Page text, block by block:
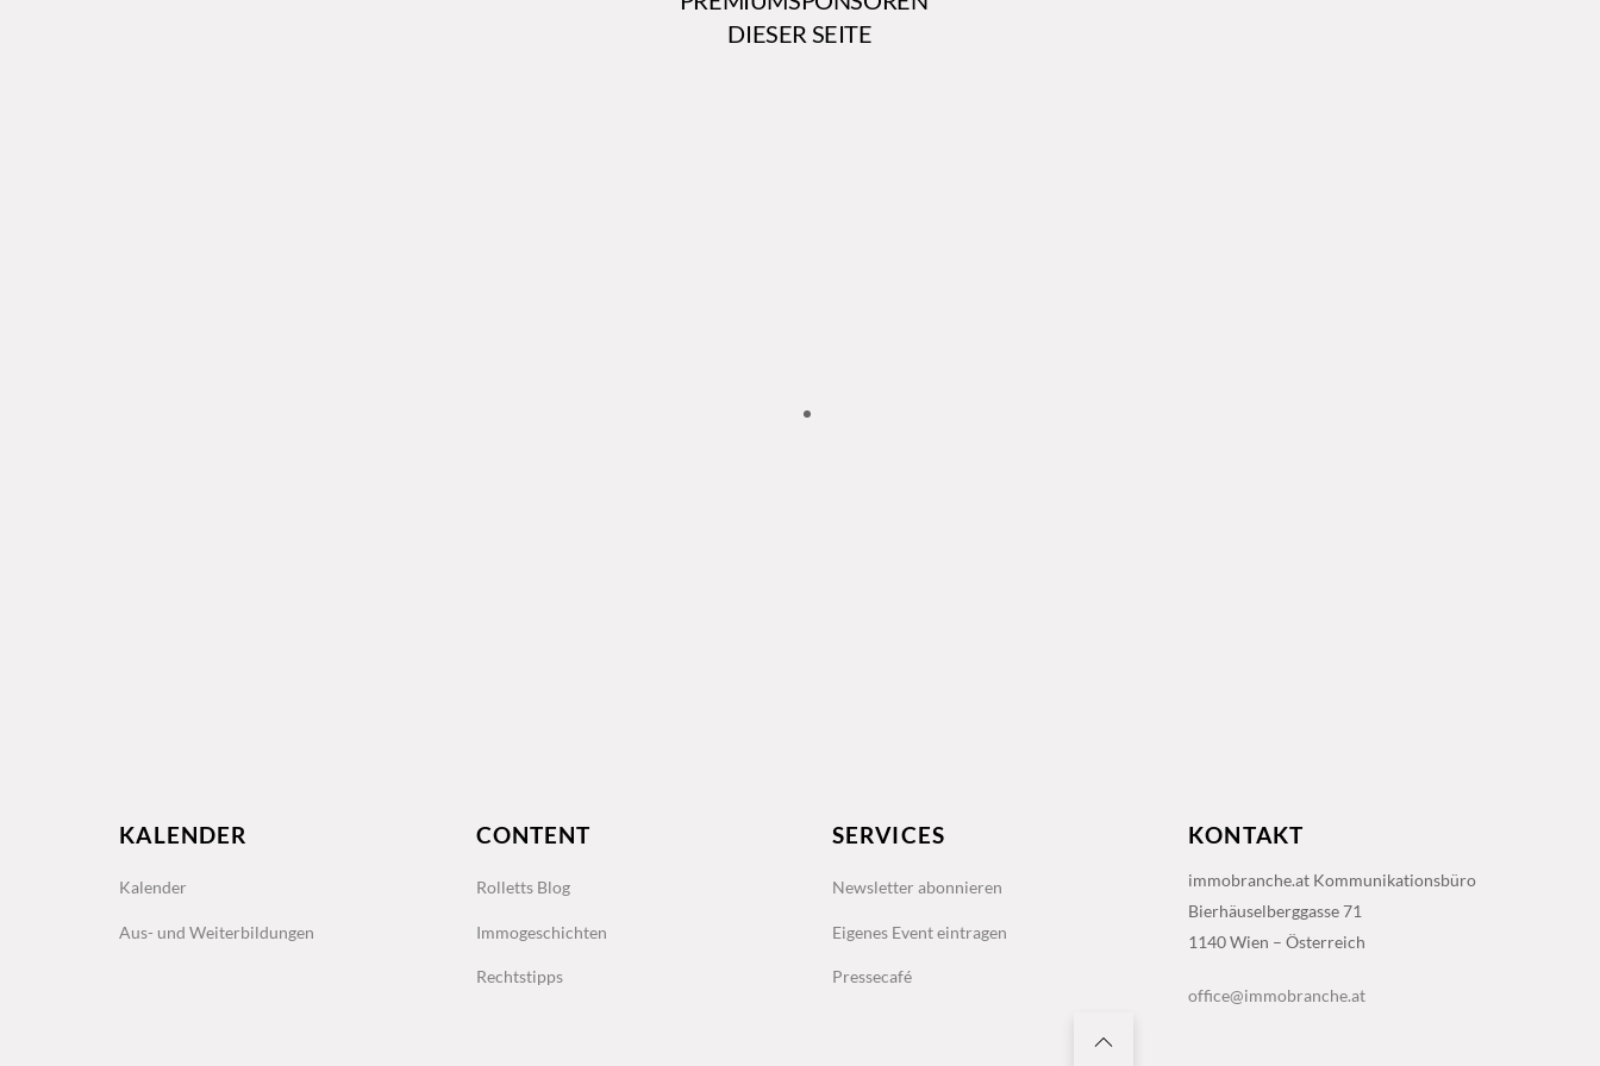
DIESER SEITE
KALENDER
Kalender
Aus- und Weiterbildungen
CONTENT
Rolletts Blog
Immogeschichten
Rechtstipps
SERVICES
Newsletter abonnieren
Eigenes Event eintragen
Pressecafé
KONTAKT
immobranche.at Kommunikationsbüro
Bierhäuselberggasse 71
1140 Wien – Österreich
office@immobranche.at